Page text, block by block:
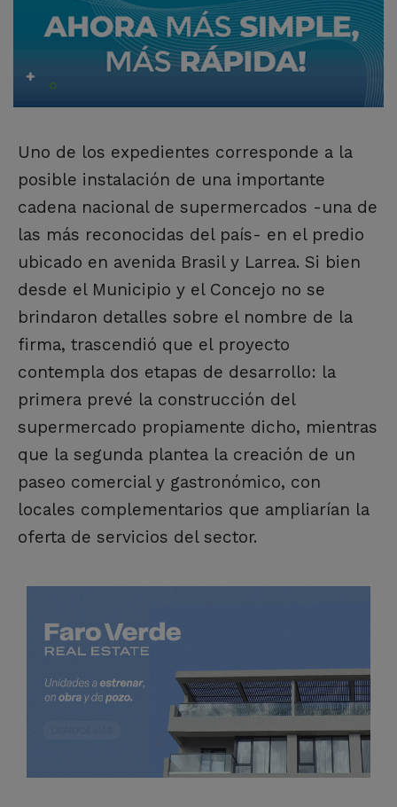
Uno de los expedientes corresponde a la
posible instalación de una importante
cadena nacional de supermercados -una de
las más reconocidas del país- en el predio
ubicado en avenida Brasil y Larrea. Si bien
desde el Municipio y el Concejo no se
brindaron detalles sobre el nombre de la
firma, trascendió que el proyecto
contempla dos etapas de desarrollo: la
primera prevé la construcción del
supermercado propiamente dicho, mientras
que la segunda plantea la creación de un
paseo comercial y gastronómico, con
locales complementarios que ampliarían la
oferta de servicios del sector.